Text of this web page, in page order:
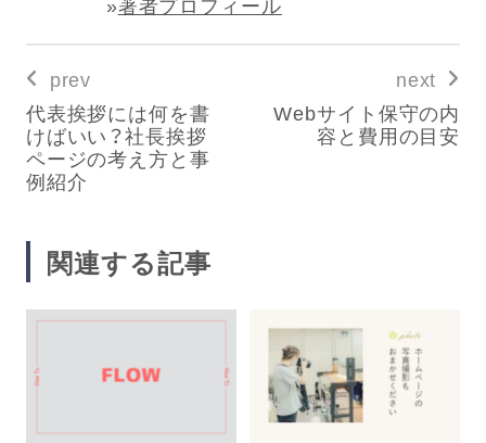
prev
代表挨拶には何を書
けばいい？社長挨拶
ページの考え方と事
例紹介
next
Webサイト保守の内
容と費用の目安
関連する記事